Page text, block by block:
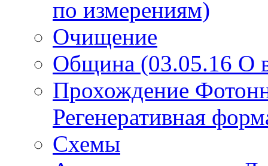
по измерениям)
Очищение
Община (03.05.16 О
Прохождение
Регенеративная
Схемы